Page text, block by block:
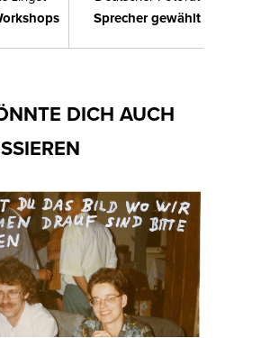
Sprecher gewählt
DICH AUCH